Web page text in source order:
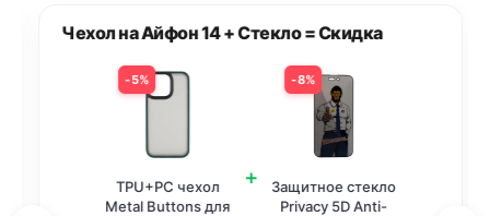
Чехол на Айфон 14 + Стекло = Скидка
5%
TPU+PC чехол
Metal Buttons для
+
8%
Защитное стекло
Privacy 5D Anti-